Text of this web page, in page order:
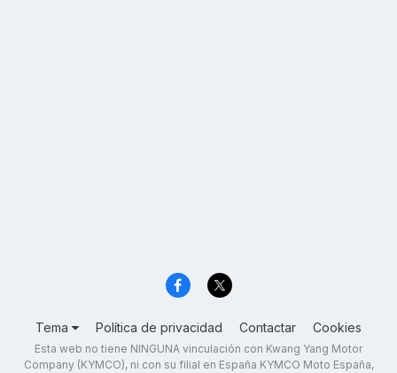
Tema Política de privacidad Contactar Cookies
Esta web no tiene NINGUNA vinculación con Kwang Yang Motor
Company (KYMCO), ni con su filial en España KYMCO Moto España,